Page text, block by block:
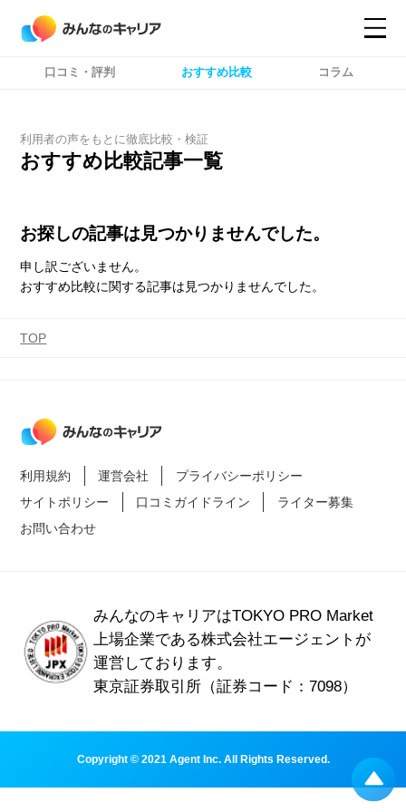
コンテンツ
コンテンツ
口コミ・評判 おすすめ比較 コラム
利用者の声をもとに徹底比較・検証
おすすめ比較記事一覧
お探しの記事は見つかりませんでした。
申し訳ございません。
おすすめ比較に関する記事は見つかりませんでした。
TOP
利用規約 運営会社
プライバシーポリシー
サイトポリシー
口コミガイドライン
ライター募集
お問い合わせ
みんなのキャリアはTOKYO PRO Market
上場企業である株式会社エージェントが
運営しております。
東京証券取引所（証券コード：7098）
Copyright © 2021 Agent Inc. All Rights Reserved.